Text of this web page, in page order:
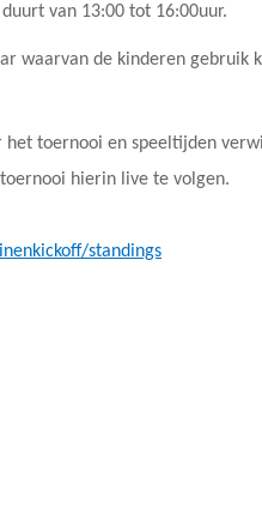
van 13:00 tot 16:00uur.
waarvan de kinderen gebruik
toernooi en speeltijden
hierin live te volgen.
standings